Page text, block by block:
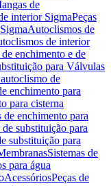
de
interior SigmaPeças
Autoclismos de
de interior
enchimento e de
para Válvulas
de
enchimento para
para cisterna
enchimento para
de substituição para
substituição para
Sistemas de
para água
AcessóriosPeças de